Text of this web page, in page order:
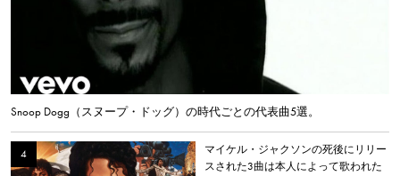
Snoop Dogg（スヌープ・ドッグ）の時代ごとの代表曲5選。
マイケル・ジャクソンの死後にリリー
スされた3曲は本人によって歌われた